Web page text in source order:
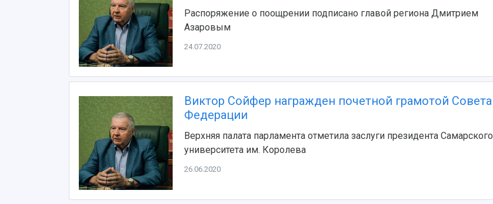
Распоряжение о поощрении подписано главой региона Дмитрием
Азаровым
24.07.2020
Виктор Сойфер награжден почетной грамотой Совета
Федерации
Верхняя палата парламента отметила заслуги президента Самарского
университета им. Королева
26.06.2020